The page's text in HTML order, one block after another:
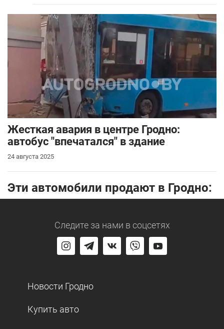
Жесткая авария в центре Гродно:
автобус "впечатался" в здание
24 августа 2025
Эти автомобили продают в Гродно:
Следите за нами в соцсетях
Новости Гродно
Купить авто